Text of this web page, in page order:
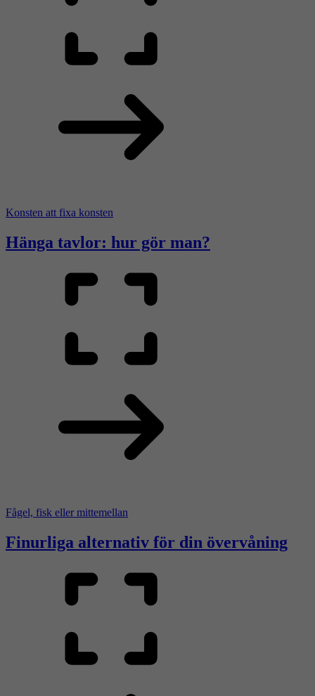
Konsten att fixa konsten
Hänga tavlor: hur gör man?
Fågel, fisk eller mittemellan
Finurliga alternativ för din övervåning